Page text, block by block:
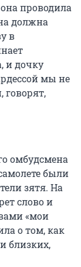
проводила
должна
в
и дочку
мы не
омбудсмена
были
зятя. На
слово и
«мои
о том, как
близких,